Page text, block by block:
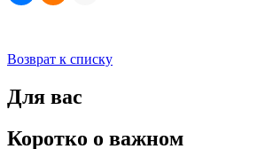
Возврат к списку
Для вас
Коротко о важном